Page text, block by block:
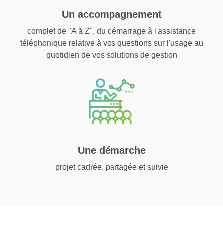
Un accompagnement
complet de "A à Z", du démarrage à l'assistance
téléphonique relative à vos questions sur l'usage au
quotidien de vos solutions de gestion
Une démarche
projet cadrée, partagée et suivie